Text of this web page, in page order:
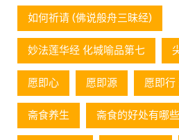
如何祈请 (佛说般舟三昧经)
妙法莲华经 化城喻品第七
愿即心 愿即源 愿即行
斋食养生 斋食的好处有哪些